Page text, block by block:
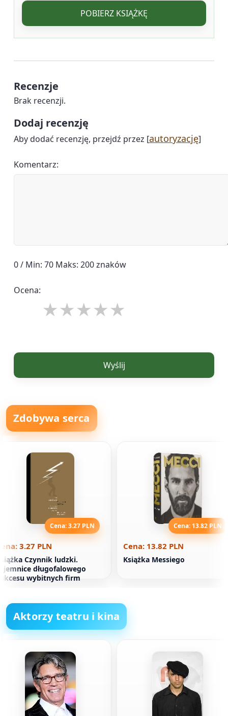
POBIERZ KSIĄŻKĘ
Recenzje
Brak recenzji.
Dodaj recenzję
Aby dodać recenzję, przejdź przez [autoryzację]
Komentarz:
0 / Min: 70 Maks: 200 znaków
Ocena:
Wyślij
Zdobywa serca
Cena: 3.27 PLN
3.27 PLN
Czynnik ludzki.
długofalowego
wybitnych firm
Cena: 13.82 PLN
Cena: 13.82 PLN
Książka Messiego
Aktorzy teatru i kina